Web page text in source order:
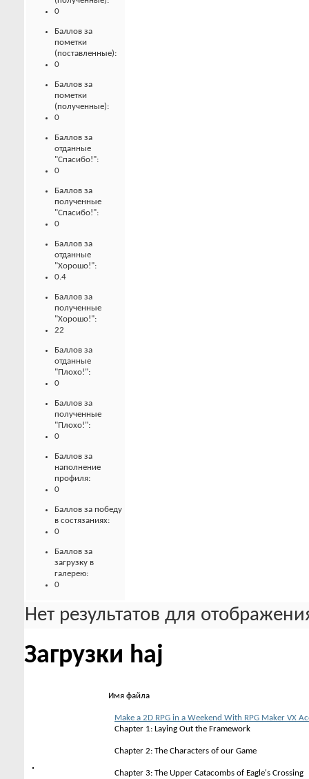
0
Баллов за
пометки
(поставленные):
0
Баллов за
пометки
(полученные):
0
Баллов за
отданные
"Спасибо!":
0
Баллов за
полученные
"Спасибо!":
0
Баллов за
отданные
"Хорошо!":
0.4
Баллов за
полученные
"Хорошо!":
22
Баллов за
отданные
"Плохо!":
0
Баллов за
полученные
"Плохо!":
0
Баллов за
наполнение
профиля:
0
Баллов за победу
в состязаниях:
0
Баллов за
загрузку в
галерею:
0
Нет результатов для
Загрузки haj
Имя файла
Make a 2D RPG in a Weekend With RPG Maker VX
Chapter 1: Laying Out the Framework
Chapter 2: The Characters of our Game
Chapter 3: The Upper Catacombs of Eagle's Crossing